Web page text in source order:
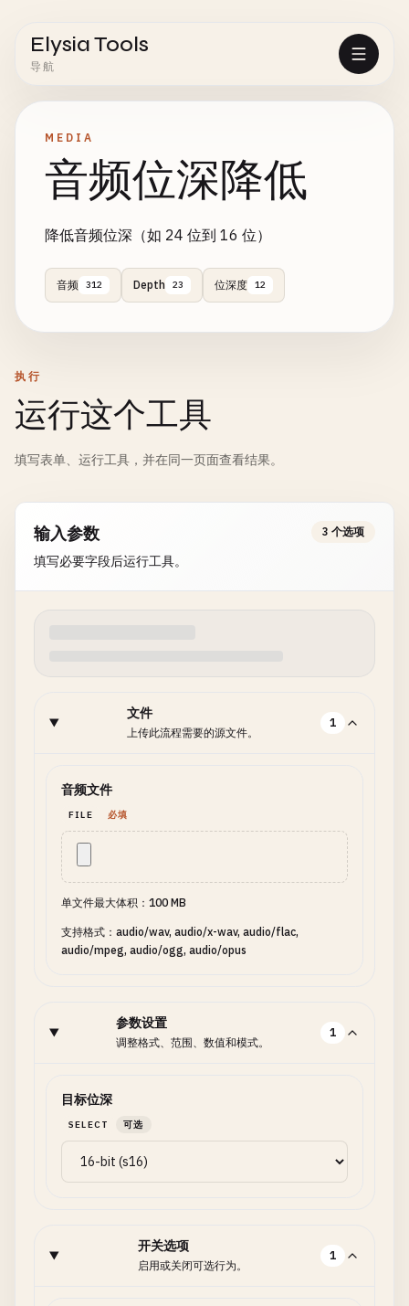
Elysia Tools
导航
MEDIA
音频位深降低
降低音频位深（如 24 位到 16 位）
音频 312 Depth 23 位深度 12
执行
运行这个工具
填写表单、运行工具，并在同一页面查看结果。
输入参数
填写必要字段后运行工具。
3 个选项
文件
上传此流程需要的源文件。
1
音频文件
FILE 必填
单文件最大体积：100 MB
支持格式：audio/wav, audio/x-wav, audio/flac,
audio/mpeg, audio/ogg, audio/opus
参数设置
调整格式、范围、数值和模式。
1
目标位深
SELECT 可选
开关选项
启用或关闭可选行为。
1